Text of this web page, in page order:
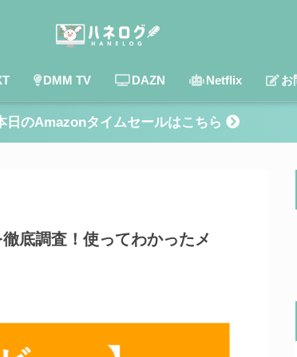
DMM TV DAZN Netflix お
日のAmazonタイムセールはこちら
底調査！使ってわかったメ